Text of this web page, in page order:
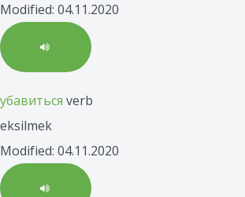
Modified: 04.11.2020
убавиться verb
eksilmek
Modified: 04.11.2020